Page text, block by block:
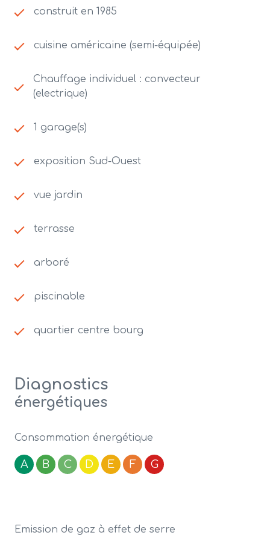
construit en 1985
cuisine américaine (semi-équipée)
Chauffage individuel : convecteur
(electrique)
1 garage(s)
exposition Sud-Ouest
vue jardin
terrasse
arboré
piscinable
quartier centre bourg
Diagnostics
énergétiques
Consommation énergétique
A B C D E F G
Emission de gaz à effet de serre